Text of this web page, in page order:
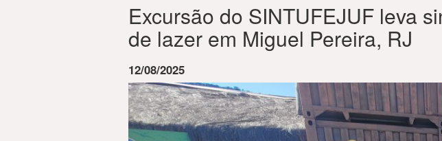
Excursão do SINTUFEJUF leva
de lazer em Miguel Pereira, RJ
12/08/2025